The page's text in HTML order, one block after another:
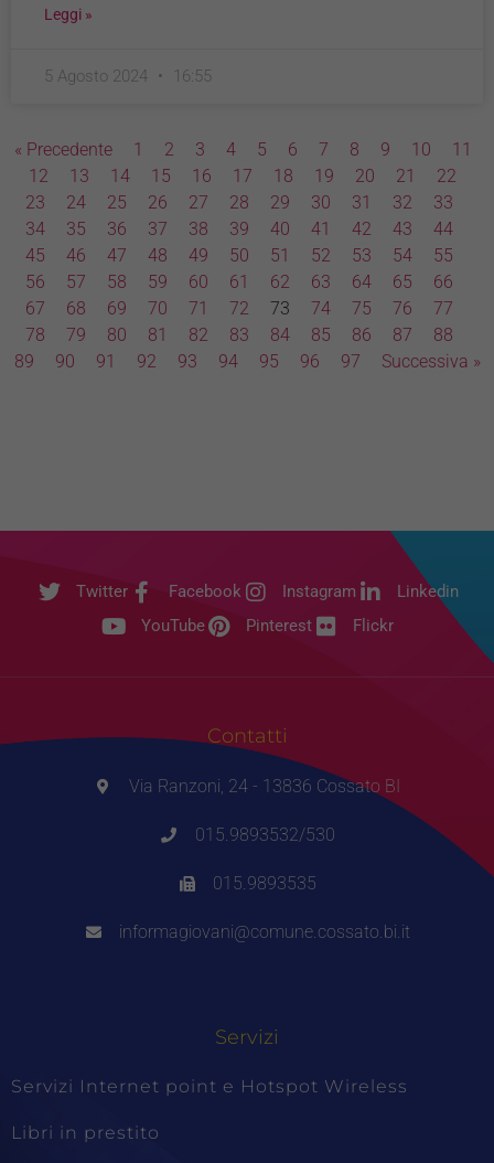
Leggi »
5 Agosto 2024 16:55
« Precedente 1 2 3 4 5 6 7 8 9 10
11
12
13 14 15 16 17 18 19 20 21
22
23
24 25 26 27 28 29 30 31 32
33
34
35 36 37 38 39 40 41 42 43
44
45
46 47 48 49 50 51 52 53 54
55
56
57 58 59 60 61 62 63 64 65
66
67
68 69 70 71 72 73 74 75 76
77
78
79 80 81 82 83 84 85 86 87
88
89
90 91 92 93 94 95 96 97 Successiva »
Twitter Facebook Instagram
Linkedin
YouTube
Pinterest Flickr
Contatti
Via Ranzoni, 24 - 13836 Cossato BI
015.9893532/530
015.9893535
informagiovani@comune.cossato.bi.it
Servizi
Servizi Internet point e Hotspot Wireless
Libri in prestito